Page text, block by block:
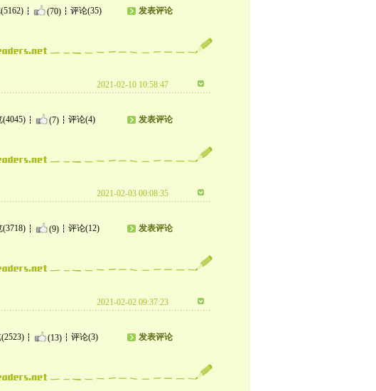
(70) 评论(35) 发表评论
2021-02-10 10:58:47
(4045) (7) 评论(4) 发表评论
2021-02-03 00:08:35
(3718) (9) 评论(12) 发表评论
2021-02-02 09:37:23
(13) 评论(3) 发表评论